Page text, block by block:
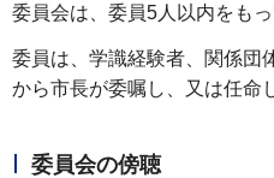
委員会は、委員5人以内をもっ
委員は、学識経験者、関係団
から市長が委嘱し、又は任命
委員会の傍聴